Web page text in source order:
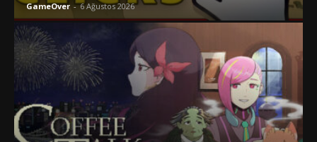
GameOver - 6 Ağustos 2026